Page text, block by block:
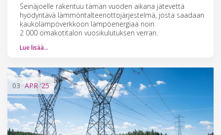
Seinäjoelle rakentuu tämän vuoden aikana jätevettä
hyödyntävä lämmöntalteenottojärjestelmä, josta saadaan
kaukolämpöverkkoon lämpöenergiaa noin
2 000 omakotitalon vuosikulutuksen verran.
Lue lisää…
03 APR'25